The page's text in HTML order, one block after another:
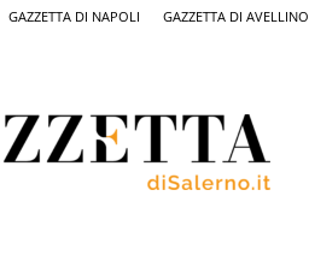
GAZZETTA DI NAPOLI GAZZETTA DI AVELLINO
Salerno,
il
quotidiano